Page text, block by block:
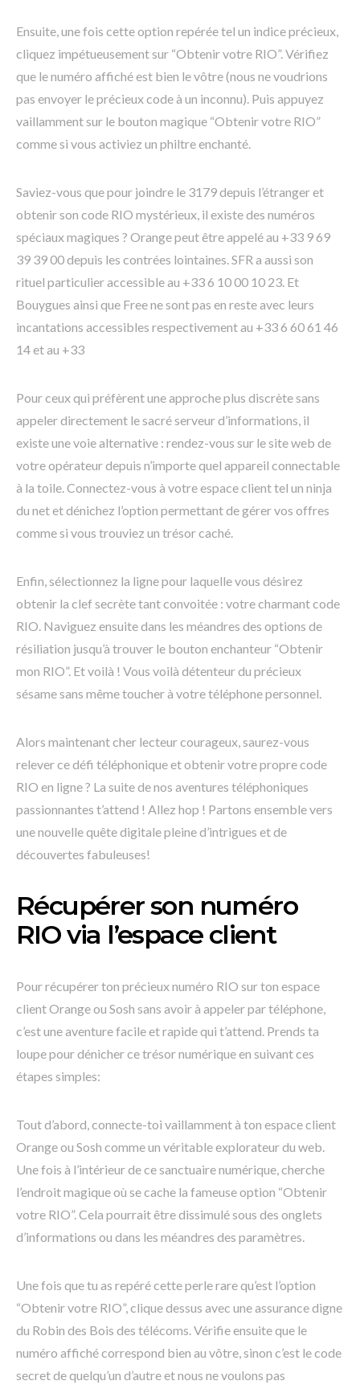
Ensuite, une fois cette option repérée tel un indice précieux,
cliquez impétueusement sur “Obtenir votre RIO”. Vérifiez
que le numéro affiché est bien le vôtre (nous ne voudrions
pas envoyer le précieux code à un inconnu). Puis appuyez
vaillamment sur le bouton magique “Obtenir votre RIO”
comme si vous activiez un philtre enchanté.
Saviez-vous que pour joindre le 3179 depuis l’étranger et
obtenir son code RIO mystérieux, il existe des numéros
spéciaux magiques ? Orange peut être appelé au +33 9 69
39 39 00 depuis les contrées lointaines. SFR a aussi son
rituel particulier accessible au +33 6 10 00 10 23. Et
Bouygues ainsi que Free ne sont pas en reste avec leurs
incantations accessibles respectivement au +33 6 60 61 46
14 et au +33
Pour ceux qui préfèrent une approche plus discrète sans
appeler directement le sacré serveur d’informations, il
existe une voie alternative : rendez-vous sur le site web de
votre opérateur depuis n’importe quel appareil connectable
à la toile. Connectez-vous à votre espace client tel un ninja
du net et dénichez l’option permettant de gérer vos offres
comme si vous trouviez un trésor caché.
Enfin, sélectionnez la ligne pour laquelle vous désirez
obtenir la clef secrète tant convoitée : votre charmant code
RIO. Naviguez ensuite dans les méandres des options de
résiliation jusqu’à trouver le bouton enchanteur “Obtenir
mon RIO”. Et voilà ! Vous voilà détenteur du précieux
sésame sans même toucher à votre téléphone personnel.
Alors maintenant cher lecteur courageux, saurez-vous
relever ce défi téléphonique et obtenir votre propre code
RIO en ligne ? La suite de nos aventures téléphoniques
passionnantes t’attend ! Allez hop ! Partons ensemble vers
une nouvelle quête digitale pleine d’intrigues et de
découvertes fabuleuses!
Récupérer son numéro
RIO via l’espace client
Pour récupérer ton précieux numéro RIO sur ton espace
client Orange ou Sosh sans avoir à appeler par téléphone,
c’est une aventure facile et rapide qui t’attend. Prends ta
loupe pour dénicher ce trésor numérique en suivant ces
étapes simples:
Tout d’abord, connecte-toi vaillamment à ton espace client
Orange ou Sosh comme un véritable explorateur du web.
Une fois à l’intérieur de ce sanctuaire numérique, cherche
l’endroit magique où se cache la fameuse option “Obtenir
votre RIO”. Cela pourrait être dissimulé sous des onglets
d’informations ou dans les méandres des paramètres.
Une fois que tu as repéré cette perle rare qu’est l’option
“Obtenir votre RIO”, clique dessus avec une assurance digne
du Robin des Bois des télécoms. Vérifie ensuite que le
numéro affiché correspond bien au vôtre, sinon c’est le code
secret de quelqu’un d’autre et nous ne voulons pas